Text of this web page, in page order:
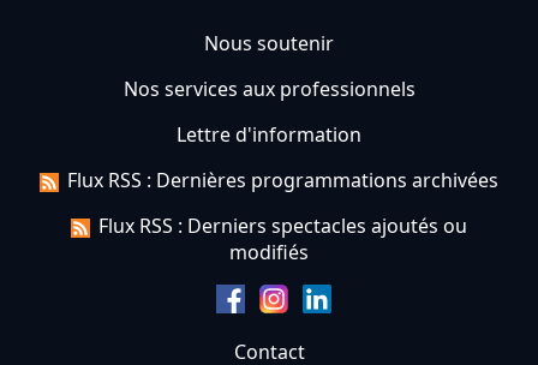
Nous soutenir
Nos services aux professionnels
Lettre d'information
Flux RSS : Dernières programmations archivées
Flux RSS : Derniers spectacles ajoutés ou
modifiés
Contact